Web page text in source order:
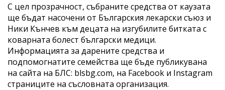
С цел прозрачност, събраните средства от каузата
ще бъдат насочени от Българския лекарски съюз и
Ники Кънчев към децата на изгубилите битката с
коварната болест български медици.
Информацията за дарените средства и
подпомогнатите семейства ще бъде публикувана
на сайта на БЛС: blsbg.com, на Facebook и Instagram
страниците на съсловната организация.